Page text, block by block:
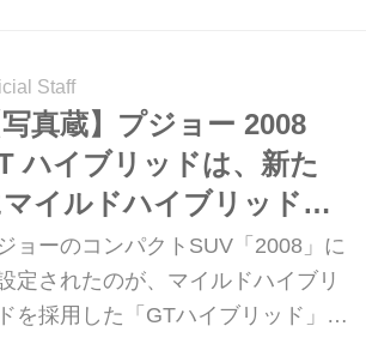
Staff
写真蔵】プジョー 2008
ハイブリッドは、新た
イルドハイブリッドを
して魅力をアップした
パクトSUV
ョーのコンパクトSUV「2008」に
定されたのが、マイルドハイブリ
を採用した「GTハイブリッド」